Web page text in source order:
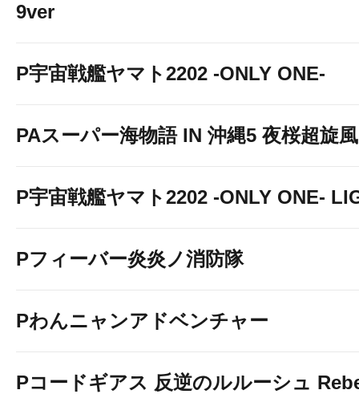
9ver
P宇宙戦艦ヤマト2202 -ONLY ONE-
PAスーパー海物語 IN 沖縄5 夜桜超旋
P宇宙戦艦ヤマト2202 -ONLY ONE-
Pフィーバー炎炎ノ消防隊
Pわんニャンアドベンチャー
Pコードギアス 反逆のルルーシュ